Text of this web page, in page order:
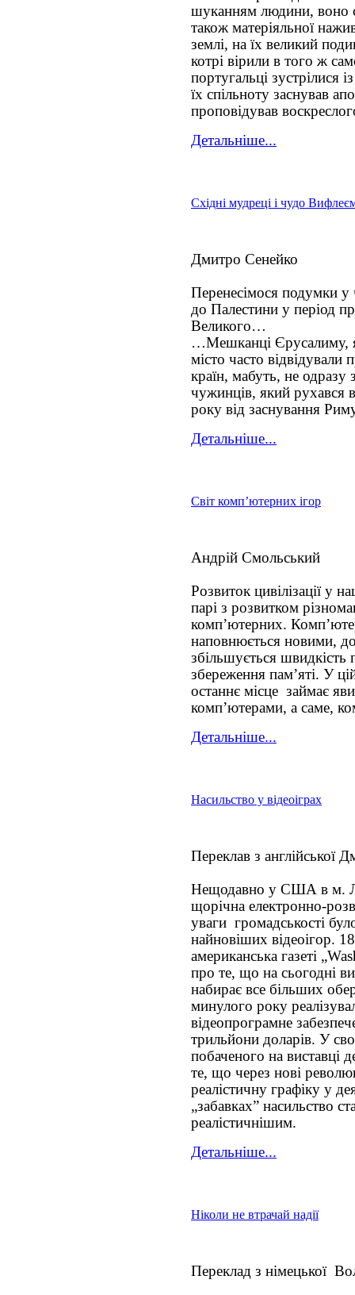
шуканням людини, воно
також матеріяльної
землі, на їх великий
котрі вірили в того ж
португальці зустрілися
їх спільноту заснував
проповідував
Детальніше...
Східні мудреці і чудо
Дмитро Сенейко
Перенесімося подумки у
до Палестини у період
Великого…
…Мешканці Єрусалиму,
місто часто відвідували
країн, мабуть, не одразу
чужинців, який рухався
року від заснування
Детальніше...
Світ комп’ютерних ігор
Андрій Смольський
Розвиток цивілізації у
парі з розвитком
комп’ютерних.
наповнюється новими,
збільшується швидкість
збереження пам’яті. У
останнє місце займає
комп’ютерами, а саме,
Детальніше...
Насильство у відеоіграх
Переклав з англійської
Нещодавно у США в м.
щорічна електронно-
уваги громадськості
найновіших відеоігор.
американська газеті
про те, що на сьогодні
набирає все більших
минулого року
відеопрограмне
трильйони доларів. У
побаченого на виставці
те, що через нові
реалістичну графіку у
„забавках” насильство
реалістичнішим.
Детальніше...
Ніколи не втрачай надії
Переклад з німецької